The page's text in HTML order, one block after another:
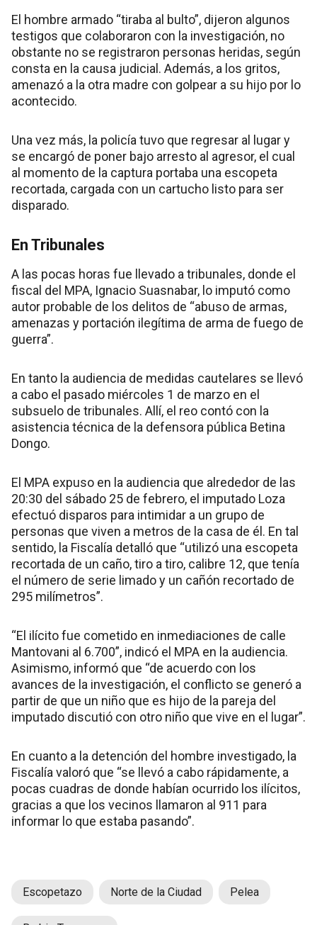
El hombre armado “tiraba al bulto”, dijeron algunos
testigos que colaboraron con la investigación, no
obstante no se registraron personas heridas, según
consta en la causa judicial. Además, a los gritos,
amenazó a la otra madre con golpear a su hijo por lo
acontecido.
Una vez más, la policía tuvo que regresar al lugar y
se encargó de poner bajo arresto al agresor, el cual
al momento de la captura portaba una escopeta
recortada, cargada con un cartucho listo para ser
disparado.
En Tribunales
A las pocas horas fue llevado a tribunales, donde el
fiscal del MPA, Ignacio Suasnabar, lo imputó como
autor probable de los delitos de “abuso de armas,
amenazas y portación ilegítima de arma de fuego de
guerra”.
En tanto la audiencia de medidas cautelares se llevó
a cabo el pasado miércoles 1 de marzo en el
subsuelo de tribunales. Allí, el reo contó con la
asistencia técnica de la defensora pública Betina
Dongo.
El MPA expuso en la audiencia que alrededor de las
20:30 del sábado 25 de febrero, el imputado Loza
efectuó disparos para intimidar a un grupo de
personas que viven a metros de la casa de él. En tal
sentido, la Fiscalía detalló que “utilizó una escopeta
recortada de un caño, tiro a tiro, calibre 12, que tenía
el número de serie limado y un cañón recortado de
295 milímetros”.
“El ilícito fue cometido en inmediaciones de calle
Mantovani al 6.700”, indicó el MPA en la audiencia.
Asimismo, informó que “de acuerdo con los
avances de la investigación, el conflicto se generó a
partir de que un niño que es hijo de la pareja del
imputado discutió con otro niño que vive en el lugar”.
En cuanto a la detención del hombre investigado, la
Fiscalía valoró que “se llevó a cabo rápidamente, a
pocas cuadras de donde habían ocurrido los ilícitos,
gracias a que los vecinos llamaron al 911 para
informar lo que estaba pasando”.
Escopetazo Norte de la Ciudad Pelea